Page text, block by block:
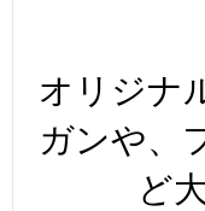
オリジナ
ガンや、
ど